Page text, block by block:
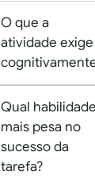
O que a
atividade exige
Qual habilidade
mais pesa no
sucesso da
tarefa?